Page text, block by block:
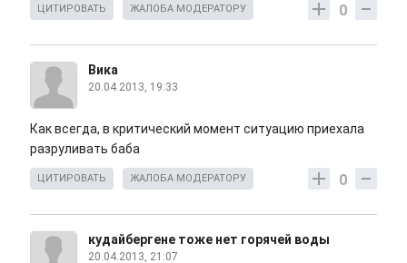
0
ЦИТИРОВАТЬ ЖАЛОБА МОДЕРАТОРУ
Вика
20.04.2013, 19:33
Как всегда, в критический момент ситуацию приехала
разруливать баба
0
ЦИТИРОВАТЬ ЖАЛОБА МОДЕРАТОРУ
кудайбергене тоже нет горячей воды
20.04.2013, 21:07